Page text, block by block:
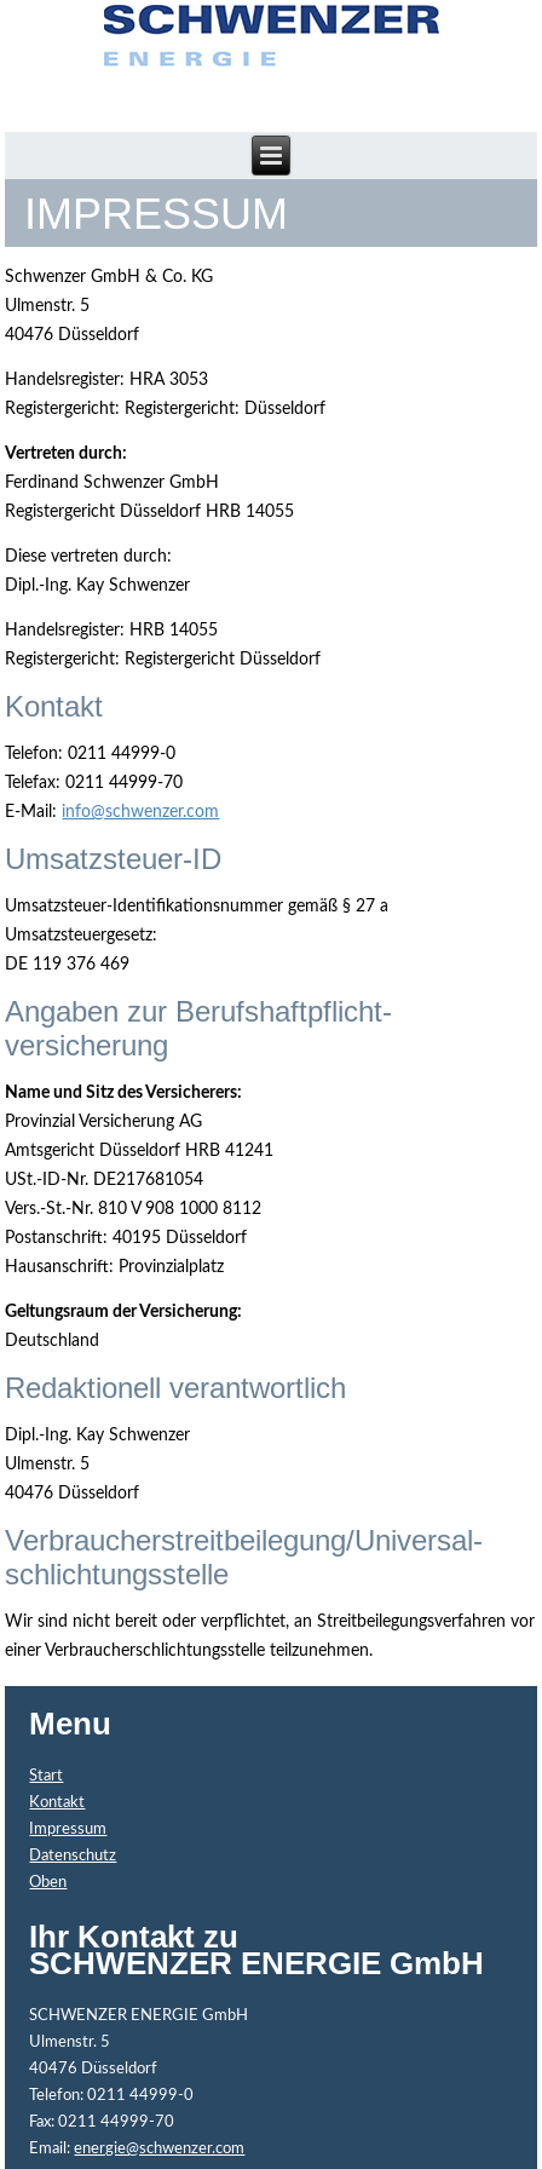
IMPRESSUM
Schwenzer GmbH & Co. KG
Ulmenstr. 5
40476 Düsseldorf
Handelsregister: HRA 3053
Registergericht: Registergericht: Düsseldorf
Vertreten durch:
Ferdinand Schwenzer GmbH
Registergericht Düsseldorf HRB 14055
Diese vertreten durch:
Dipl.-Ing. Kay Schwenzer
Handelsregister: HRB 14055
Registergericht: Registergericht Düsseldorf
Kontakt
Telefon: 0211 44999-0
Telefax: 0211 44999-70
E-Mail: info@schwenzer.com
Umsatzsteuer-ID
Umsatzsteuer-Identifikationsnummer gemäß § 27 a
Umsatzsteuergesetz:
DE 119 376 469
Angaben zur Berufs­haftpflicht­
versicherung
Name und Sitz des Versicherers:
Provinzial Versicherung AG
Amtsgericht Düsseldorf HRB 41241
USt.-ID-Nr. DE217681054
Vers.-St.-Nr. 810 V 908 1000 8112
Postanschrift: 40195 Düsseldorf
Hausanschrift: Provinzialplatz
Geltungsraum der Versicherung:
Deutschland
Redaktionell verantwortlich
Dipl.-Ing. Kay Schwenzer
Ulmenstr. 5
40476 Düsseldorf
Verbraucher­streit­beilegung/Universal­
schlichtungs­stelle
Wir sind nicht bereit oder verpflichtet, an Streitbeilegungsverfahren vor
einer Verbraucherschlichtungsstelle teilzunehmen.
Menu
Start
Kontakt
Impressum
Datenschutz
Oben
Ihr Kontakt zu
SCHWENZER ENERGIE GmbH
SCHWENZER ENERGIE GmbH
Ulmenstr. 5
40476 Düsseldorf
Telefon: 0211 44999-0
Fax: 0211 44999-70
Email:energie@schwenzer.com